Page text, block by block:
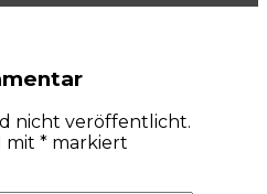
nicht veröffentlicht.
mit * markiert